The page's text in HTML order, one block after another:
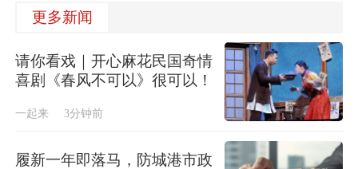
更多新闻
请你看戏｜开心麻花民国奇情
喜剧《春风不可以》很可以！
一起来 3分钟前
履新一年即落马，防城港市政